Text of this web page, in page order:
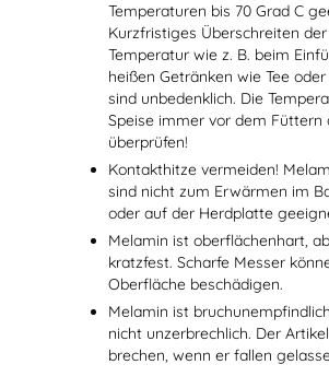
Temperaturen bis 70 Grad C
Kurzfristiges Überschreiten der
Temperatur wie z. B. beim
heißen Getränken wie Tee
sind unbedenklich. Die
Speise immer vor dem Füttern
überprüfen!
Kontakthitze vermeiden!
sind nicht zum Erwärmen im
oder auf der Herdplatte
Melamin ist oberflächenhart,
kratzfest. Scharfe Messer
Oberfläche beschädigen.
Melamin ist
nicht unzerbrechlich. Der
brechen, wenn er fallen